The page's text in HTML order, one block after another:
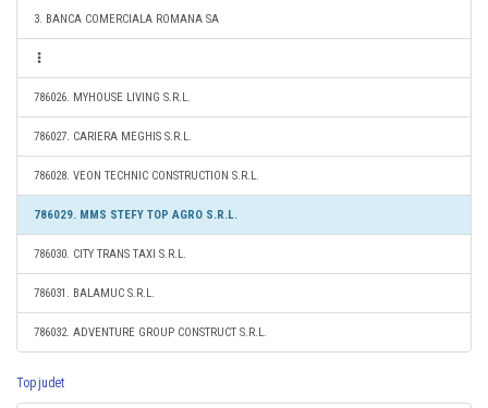
3. BANCA COMERCIALA ROMANA SA
786026. MYHOUSE LIVING S.R.L.
786027. CARIERA MEGHIS S.R.L.
786028. VEON TECHNIC CONSTRUCTION S.R.L.
786029. MMS STEFY TOP AGRO S.R.L.
786030. CITY TRANS TAXI S.R.L.
786031. BALAMUC S.R.L.
786032. ADVENTURE GROUP CONSTRUCT S.R.L.
Top judet